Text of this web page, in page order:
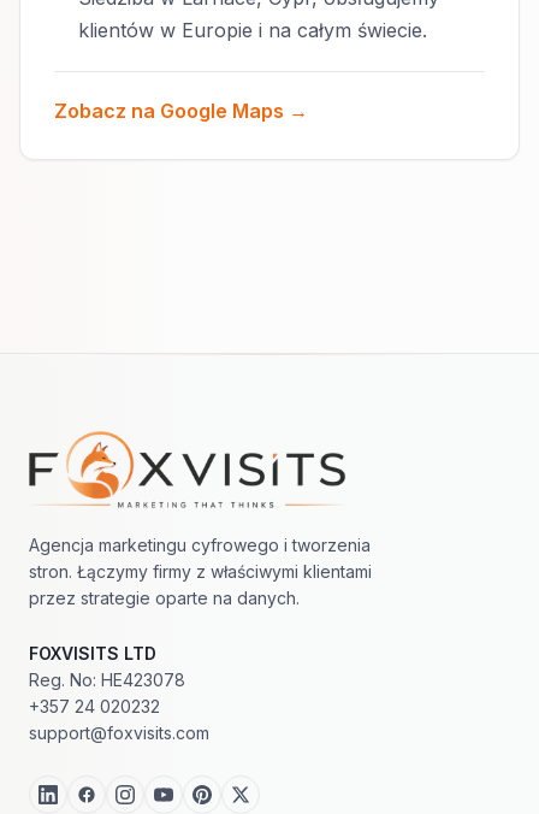
klientów w Europie i na całym świecie.
Zobacz na Google Maps →
Nawigacja w stopce
Agencja marketingu cyfrowego i tworzenia
stron. Łączymy firmy z właściwymi klientami
przez strategie oparte na danych.
FOXVISITS LTD
Reg. No: HE423078
+357 24 020232
support@foxvisits.com